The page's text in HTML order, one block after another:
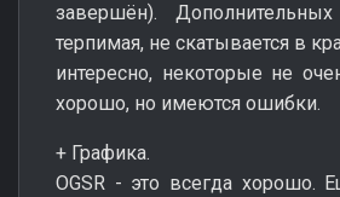
завершён).
терпимая, не скатывается в
интересно, некоторые не
хорошо, но имеются ошибки.
+ Графика.
OGSR - это всегда хорошо.